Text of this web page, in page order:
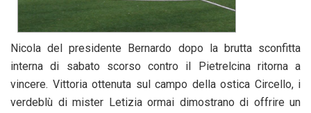
Nicola del presidente Bernardo dopo la brutta sconfitta
interna di sabato scorso contro il Pietrelcina ritorna a
vincere. Vittoria ottenuta sul campo della ostica Circello, i
verdeblù di mister Letizia ormai dimostrano di offrire un